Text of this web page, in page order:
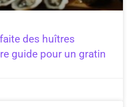
des huîtres
guide pour un gratin